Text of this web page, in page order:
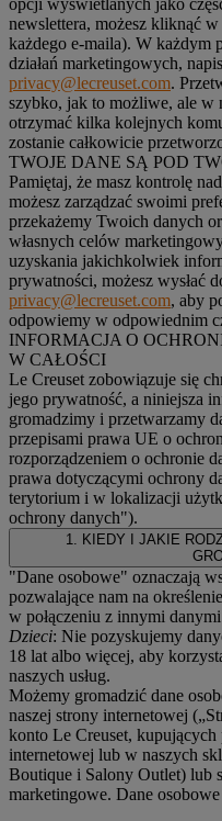
opcji wyświetlanych jako
newslettera, możesz kliknąć
każdego e-maila). W każdym
działań marketingowych,
privacy@lecreuset.com.
szybko, jak to możliwe, ale w
otrzymać kilka kolejnych
zostanie całkowicie
TWOJE DANE SĄ POD
Pamiętaj, że masz kontrolę
możesz zarządzać swoimi
przekażemy Twoich danych
własnych celów
uzyskania jakichkolwiek
prywatności, możesz wysłać
privacy@lecreuset.com, aby
odpowiemy w odpowiednim
INFORMACJA O
W CAŁOŚCI
Le Creuset zobowiązuje się
jego prywatność, a niniejsza
gromadzimy i przetwarzamy
przepisami prawa UE o
rozporządzeniem o ochronie
prawa dotyczącymi ochrony
terytorium i w lokalizacji
ochrony danych").
1. KIEDY I JAKIE
"Dane osobowe" oznaczają
pozwalające nam na
w połączeniu z innymi
Dzieci: Nie pozyskujemy
18 lat albo więcej, aby
naszych usług.
Możemy gromadzić dane
naszej strony internetowej
konto Le Creuset,
internetowej lub w naszych
Boutique i Salony Outlet) lub
marketingowe. Dane